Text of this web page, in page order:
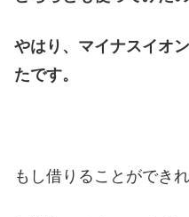
やはり、マイナスイオ
たです。
もし借りることができれ